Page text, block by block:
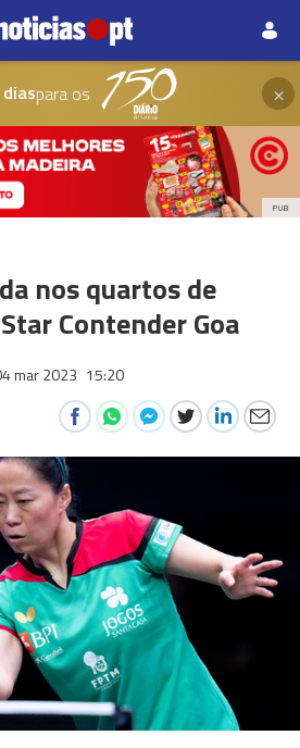
para os ×
PUB
nos quartos de
Contender Goa
mar 2023 15:20